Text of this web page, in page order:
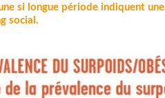
si longue période indiquent
social.